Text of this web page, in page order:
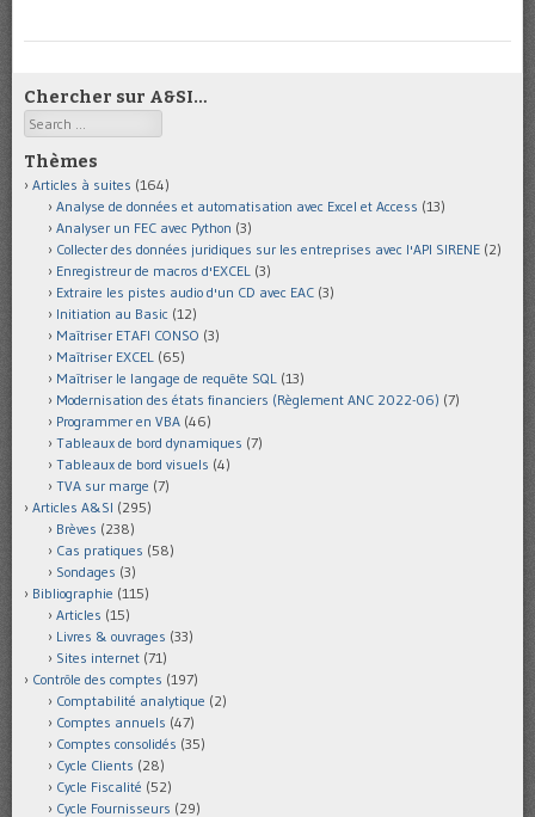
Chercher sur A&SI…
Search
Thèmes
Articles à suites (164)
Analyse de données et automatisation avec Excel et Access (13)
Analyser un FEC avec Python (3)
Collecter des données juridiques sur les entreprises avec l'API SIRENE (2)
Enregistreur de macros d'EXCEL (3)
Extraire les pistes audio d'un CD avec EAC (3)
Initiation au Basic (12)
Maîtriser ETAFI CONSO (3)
Maîtriser EXCEL (65)
Maîtriser le langage de requête SQL (13)
Modernisation des états financiers (Règlement ANC 2022-06) (7)
Programmer en VBA (46)
Tableaux de bord dynamiques (7)
Tableaux de bord visuels (4)
TVA sur marge (7)
Articles A&SI (295)
Brèves (238)
Cas pratiques (58)
Sondages (3)
Bibliographie (115)
Articles (15)
Livres & ouvrages (33)
Sites internet (71)
Contrôle des comptes (197)
Comptabilité analytique (2)
Comptes annuels (47)
Comptes consolidés (35)
Cycle Clients (28)
Cycle Fiscalité (52)
Cycle Fournisseurs (29)